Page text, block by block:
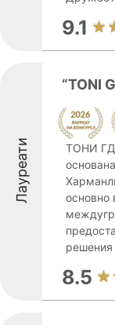
9.1
Лауреати
“TONI
ТОНИ ГД
основно
решения
8.5